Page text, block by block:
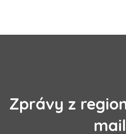
Zprávy z
mail